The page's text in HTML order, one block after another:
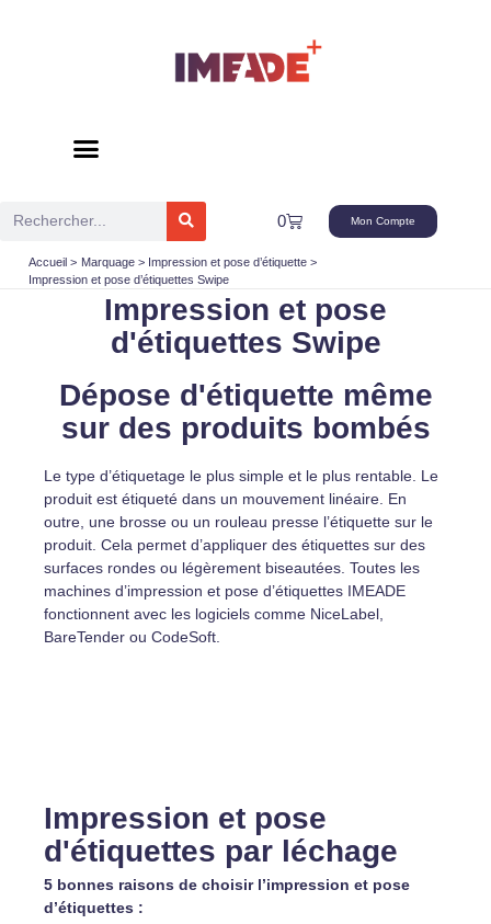
Rechercher 0
Panier Mon Compte
Accueil Marquage
Impression et pose d’étiquette
Impression et pose d’étiquettes Swipe
Impression et pose
d'étiquettes Swipe
Dépose d'étiquette même
sur des produits bombés
Le type d’étiquetage le plus simple et le plus rentable. Le
produit est étiqueté dans un mouvement linéaire. En
outre, une brosse ou un rouleau presse l’étiquette sur le
produit. Cela permet d’appliquer des étiquettes sur des
surfaces rondes ou légèrement biseautées. Toutes les
machines d’impression et pose d’étiquettes IMEADE
fonctionnent avec les logiciels comme NiceLabel,
BareTender ou CodeSoft.
Impression et pose
d'étiquettes par léchage
5 bonnes raisons de choisir l’impression et pose
d’étiquettes :